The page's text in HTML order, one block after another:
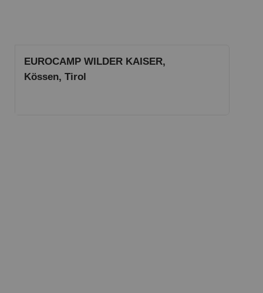
EUROCAMP WILDER KAISER,
Kössen, Tirol